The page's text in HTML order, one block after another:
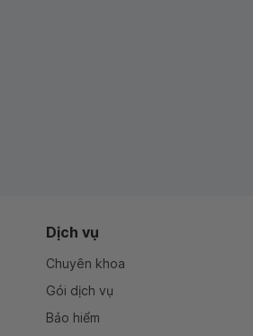
Dịch vụ
Chuyên khoa
Gói dịch vụ
Bảo hiểm